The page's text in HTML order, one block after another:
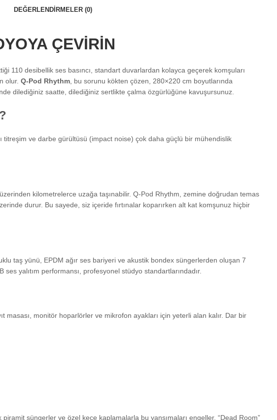
DEĞERLENDIRMELER (0)
ÇEVİRİN
110 desibellik ses basıncı, standart duvarlardan kolayca geçerek komşuları
olur. Q-Pod Rhythm , bu sorunu kökten çözen, 280×220 cm boyutlarında
dilediğiniz saatte, dilediğiniz sertlikte çalma özgürlüğüne kavuşursunuz.
titreşim ve darbe gürültüsü (impact noise) çok daha güçlü bir mühendislik
kilometrelerce uzağa taşınabilir. Q-Pod Rhythm, zemine doğrudan temas
durur. Bu sayede, siz içeride fırtınalar koparırken alt kat komşunuz hiçbir
taş yünü, EPDM ağır ses bariyeri ve akustik bondex süngerlerden oluşan 7
yalıtım performansı, profesyonel stüdyo standartlarındadır.
masası, monitör hoparlörler ve mikrofon ayakları için yeterli alan kalır. Dar bir
süngerler ve özel keçe kaplamalarla bu yansımaları engeller. “Dead Room”